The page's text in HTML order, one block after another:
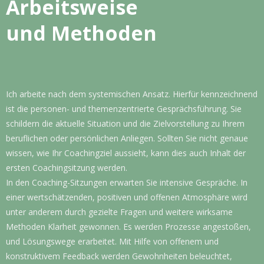
Arbeitsweise
und Methoden
Ich arbeite nach dem systemischen Ansatz. Hierfür kennzeichnend
ist die personen- und themenzentrierte Gesprächsführung. Sie
schildern die aktuelle Situation und die Zielvorstellung zu Ihrem
beruflichen oder persönlichen Anliegen. Sollten Sie nicht genaue
wissen, wie Ihr Coachingziel aussieht, kann dies auch Inhalt der
ersten Coachingsitzung werden.
In den Coaching-Sitzungen erwarten Sie intensive Gespräche. In
einer wertschätzenden, positiven und offenen Atmosphäre wird
unter anderem durch gezielte Fragen und weitere wirksame
Methoden Klarheit gewonnen. Es werden Prozesse angestoßen,
und Lösungswege erarbeitet. Mit Hilfe von offenem und
konstruktivem Feedback werden Gewohnheiten beleuchtet,